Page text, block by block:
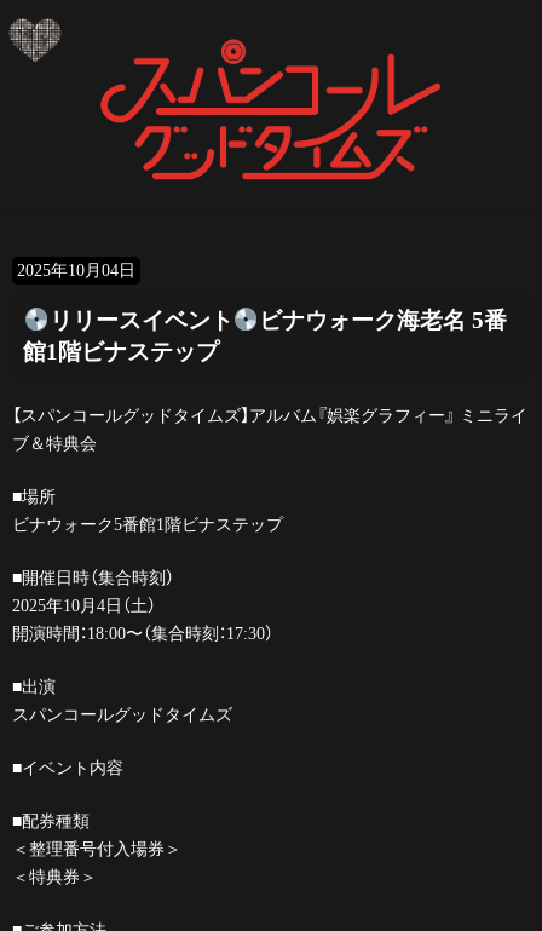
ン
ビ
2025年10月04日
リリースイベント
ビナウォーク海老名 5番
館1階ビナステップ
【スパンコールグッドタイムズ】アルバム『娯楽グラフィー』 ミニライ
ブ＆特典会
■場所
ビナウォーク5番館1階ビナステップ
■開催日時（集合時刻）
2025年10月4日（土）
開演時間：18:00〜（集合時刻：17:30）
■出演
スパンコールグッドタイムズ
■イベント内容
■配券種類
＜整理番号付入場券＞
＜特典券＞